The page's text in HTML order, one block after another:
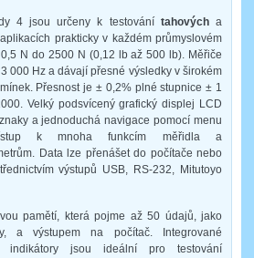
4 jsou určeny k testování tahovýcha
prakticky v každém průmyslovém
N do 2500 N (0,12 lb až 500 lb). Měřiče
000 Hz a dávají přesné výsledky v širokém
Přesnost je ± 0,2% plné stupnice ± 1
Velký podsvícený grafický displej LCD
a jednoduchá navigace pomocí menu
k mnoha funkcím měřidla a
Data lze přenášet do počítače nebo
výstupů USB, RS-232, Mitutoyo
pamětí, která pojme až 50 údajů, jako
a výstupem na počítač. Integrované
indikátory jsou ideální pro testování